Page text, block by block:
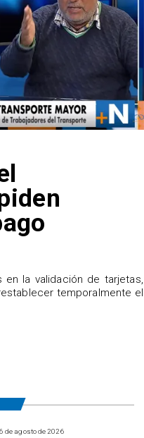
en la validación de tarjetas,
temporalmente el
6 de agosto de 2026